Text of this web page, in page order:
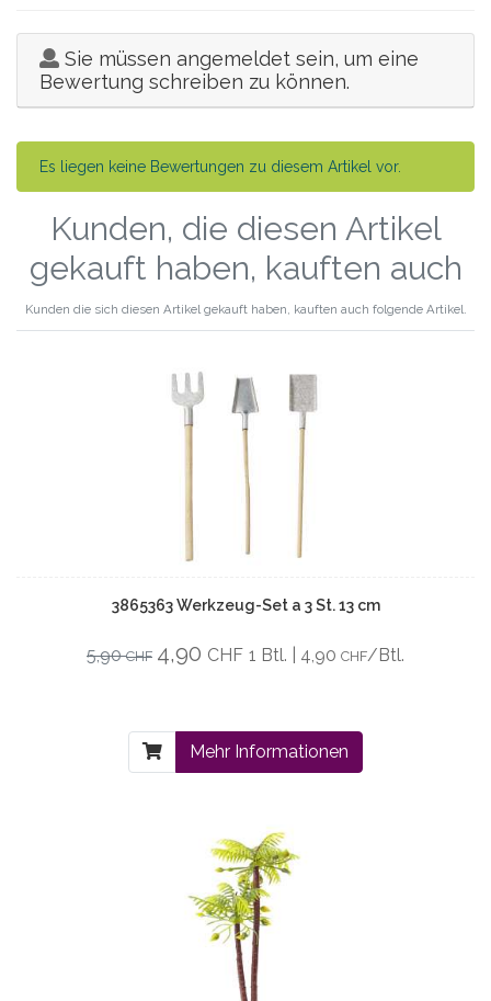
Sie müssen angemeldet sein, um eine
Bewertung schreiben zu können.
Es liegen keine Bewertungen zu diesem Artikel vor.
Kunden, die diesen Artikel
gekauft haben, kauften auch
Kunden die sich diesen Artikel gekauft haben, kauften auch folgende Artikel.
3865363 Werkzeug-Set a 3 St. 13 cm
5,90CHF 4,90 CHF 1 Btl. | 4,90 CHF/Btl.
Mehr Informationen